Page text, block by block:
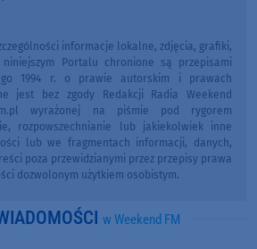
informacje lokalne, zdjęcia, grafiki,
Portalu chronione są przepisami
1994 r. o prawie autorskim i prawach
jest bez zgody Redakcji Radia Weekend
wyrażonej na piśmie pod rygorem
rozpowszechnianie lub jakiekolwiek inne
lub we fragmentach informacji, danych,
poza przewidzianymi przez przepisy prawa
dozwolonym użytkiem osobistym.
w Weekend FM